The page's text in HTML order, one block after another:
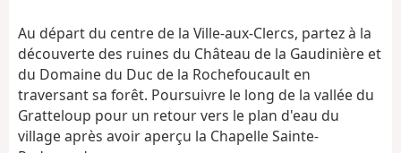
v
i
a
Au départ du centre de la Ville-aux-Clercs, partez à la
découverte des ruines du Château de la Gaudinière et
du Domaine du Duc de la Rochefoucault en
traversant sa forêt. Poursuivre le long de la vallée du
Gratteloup pour un retour vers le plan d'eau du
village après avoir aperçu la Chapelle Sainte-